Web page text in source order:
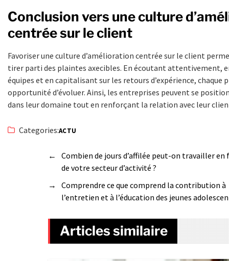
Conclusion vers une culture
centrée sur le client
Favoriser une culture d’amélioration centrée sur le client
tirer parti des plaintes axecibles. En écoutant attentivement,
équipes et en capitalisant sur les retours d’expérience, chaque
opportunité d’évoluer. Ainsi, les entreprises peuvent se
dans leur domaine tout en renforçant la relation avec leur
Categories:ACTU
←
Combien de jours d’affilée peut-on travailler
de votre secteur d’activité ?
→
Comprendre ce que comprend la contribution à
l’entretien et à l’éducation des jeunes
Articles similaire